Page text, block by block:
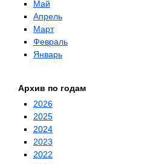
Май
Апрель
Март
Февраль
Январь
Архив по годам
2026
2025
2024
2023
2022